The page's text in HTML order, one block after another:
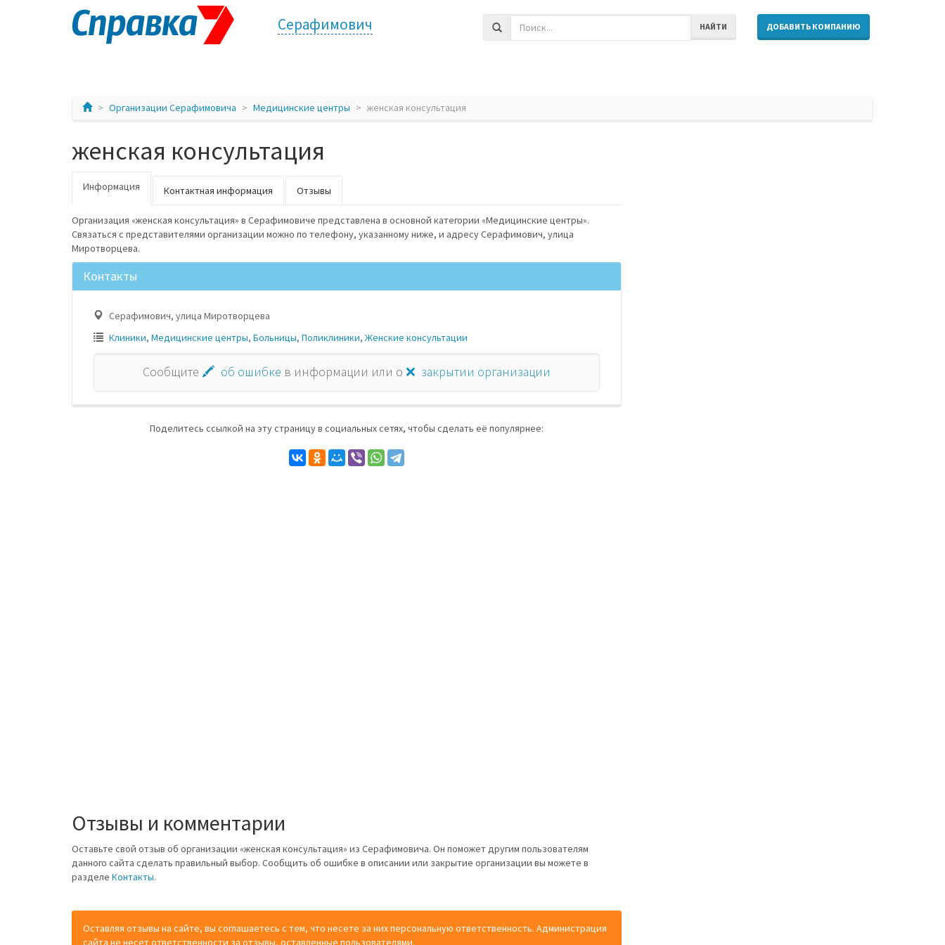
Серафимович НАЙТИ ДОБАВИТЬ КОМПАНИЮ
Организации Серафимовича Медицинские центры женская консультация
женская консультация
Информация Контактная информация Отзывы
Организация «женская консультация» в Серафимовиче представлена в основной категории «Медицинские центры».
Связаться с представителями организации можно по телефону, указанному ниже, и адресу Серафимович, улица
Миротворцева.
Контакты
Серафимович, улица Миротворцева
Клиники, Медицинские центры, Больницы, Поликлиники, Женские консультации
Сообщите 🖍 об ошибке в информации или о❌ закрытии организации
Поделитесь ссылкой на эту страницу в социальных сетях, чтобы сделать её популярнее:
Отзывы и комментарии
Оставьте свой отзыв об организации «женская консультация» из Серафимовича. Он поможет другим пользователям
данного сайта сделать правильный выбор. Сообщить об ошибке в описании или закрытие организации вы можете в
разделе Контакты.
Оставляя отзывы на сайте, вы соглашаетесь с тем, что несете за них персональную ответственность. Администрация
сайта не несет ответственности за отзывы, оставленные пользователями.